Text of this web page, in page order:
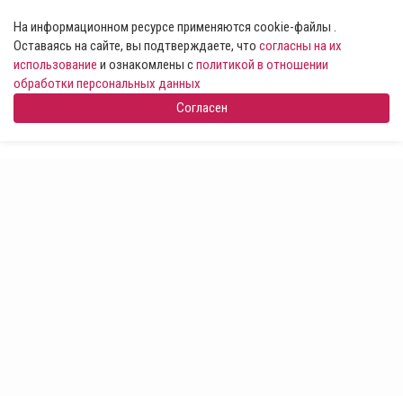
На информационном ресурсе применяются cookie-файлы .
Оставаясь на сайте, вы подтверждаете, что согласны на их
использование и ознакомлены сполитикой в отношении
обработки персональных данных
Согласен